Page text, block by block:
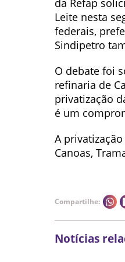
da Refap
Leite nesta
federais,
Sindipetro
O debate foi
refinaria de
privatização
é um
A
Canoas,
Compartilhe:
Notícias